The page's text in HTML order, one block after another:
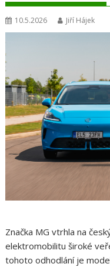
10.5.2026 Jiří Hájek
Značka MG vtrhla na
elektromobilitu široké
tohoto odhodlání je